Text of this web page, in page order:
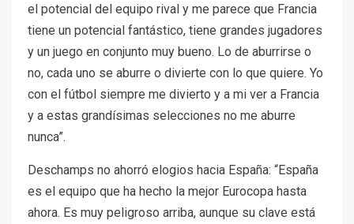
el potencial del equipo rival y me parece que Francia
tiene un potencial fantástico, tiene grandes jugadores
y un juego en conjunto muy bueno. Lo de aburrirse o
no, cada uno se aburre o divierte con lo que quiere. Yo
con el fútbol siempre me divierto y a mi ver a Francia
y a estas grandísimas selecciones no me aburre
nunca”.
Deschamps no ahorró elogios hacia España: “España
es el equipo que ha hecho la mejor Eurocopa hasta
ahora. Es muy peligroso arriba, aunque su clave está